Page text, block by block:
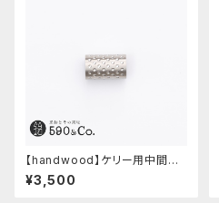
【handwood】ケリー用中間パ
ーツ/カスタムグリップ (ディンプ
ル/ステンレス)
¥3,500